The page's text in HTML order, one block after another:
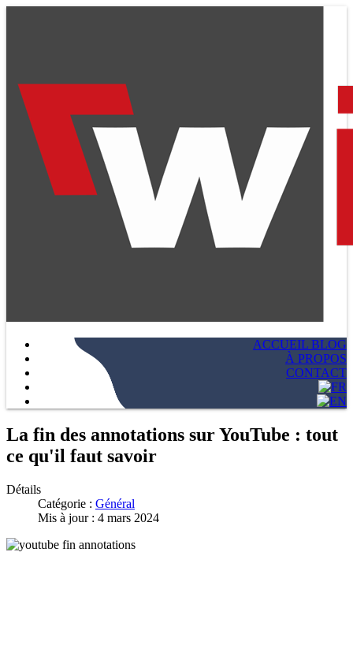
ACCUEIL BLOG
À PROPOS
CONTACT
La fin des annotations sur YouTube : tout
ce qu'il faut savoir
Détails
Catégorie : Général
Mis à jour : 4 mars 2024